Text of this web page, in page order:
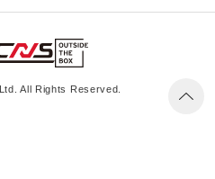
All Rights Reserved.